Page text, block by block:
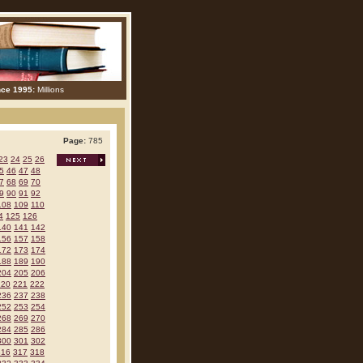
1995: Millions
Page: 785
24 25 26
46 47 48
68 69 70
90 91 92
109 110
125 126
141 142
157 158
173 174
189 190
205 206
221 222
237 238
253 254
269 270
285 286
301 302
317 318